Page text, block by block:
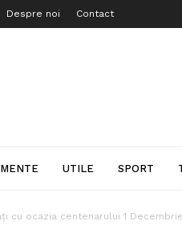
Despre noi Contact
UTILE SPORT
cu ocazia centenarului 1